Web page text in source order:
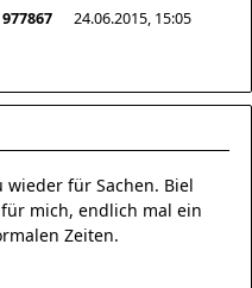
977867 24.06.2015, 15:05
wieder für Sachen. Biel
mich, endlich mal ein
Zeiten.